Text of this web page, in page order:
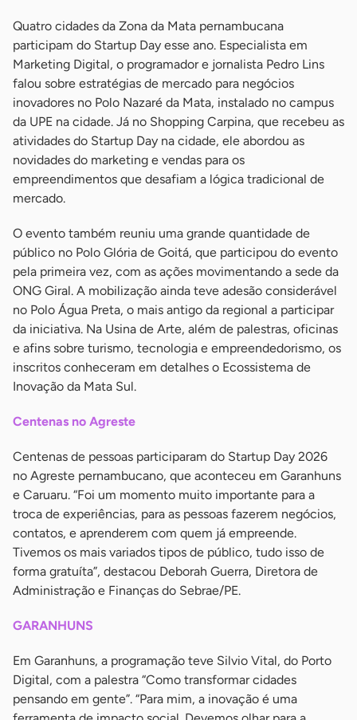
Quatro cidades da Zona da Mata pernambucana
participam do Startup Day esse ano. Especialista em
Marketing Digital, o programador e jornalista Pedro Lins
falou sobre estratégias de mercado para negócios
inovadores no Polo Nazaré da Mata, instalado no campus
da UPE na cidade. Já no Shopping Carpina, que recebeu as
atividades do Startup Day na cidade, ele abordou as
novidades do marketing e vendas para os
empreendimentos que desafiam a lógica tradicional de
mercado.
O evento também reuniu uma grande quantidade de
público no Polo Glória de Goitá, que participou do evento
pela primeira vez, com as ações movimentando a sede da
ONG Giral. A mobilização ainda teve adesão considerável
no Polo Água Preta, o mais antigo da regional a participar
da iniciativa. Na Usina de Arte, além de palestras, oficinas
e afins sobre turismo, tecnologia e empreendedorismo, os
inscritos conheceram em detalhes o Ecossistema de
Inovação da Mata Sul.
Centenas no Agreste
Centenas de pessoas participaram do Startup Day 2026
no Agreste pernambucano, que aconteceu em Garanhuns
e Caruaru. “Foi um momento muito importante para a
troca de experiências, para as pessoas fazerem negócios,
contatos, e aprenderem com quem já empreende.
Tivemos os mais variados tipos de público, tudo isso de
forma gratuíta”, destacou Deborah Guerra, Diretora de
Administração e Finanças do Sebrae/PE.
GARANHUNS
Em Garanhuns, a programação teve Silvio Vital, do Porto
Digital, com a palestra “Como transformar cidades
pensando em gente”. “Para mim, a inovação é uma